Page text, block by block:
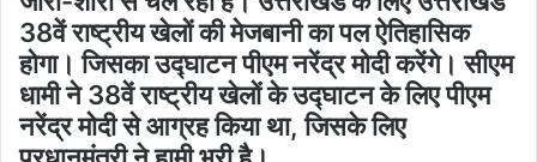
38वें राष्ट्रीय खेलों की मेजबानी का पल ऐतिहासिक
होगा। जिसका उद्घाटन पीएम नरेंद्र मोदी करेंगे। सीएम
धामी ने 38वें राष्ट्रीय खेलों के उद्घाटन के लिए पीएम
नरेंद्र मोदी से आग्रह किया था, जिसके लिए